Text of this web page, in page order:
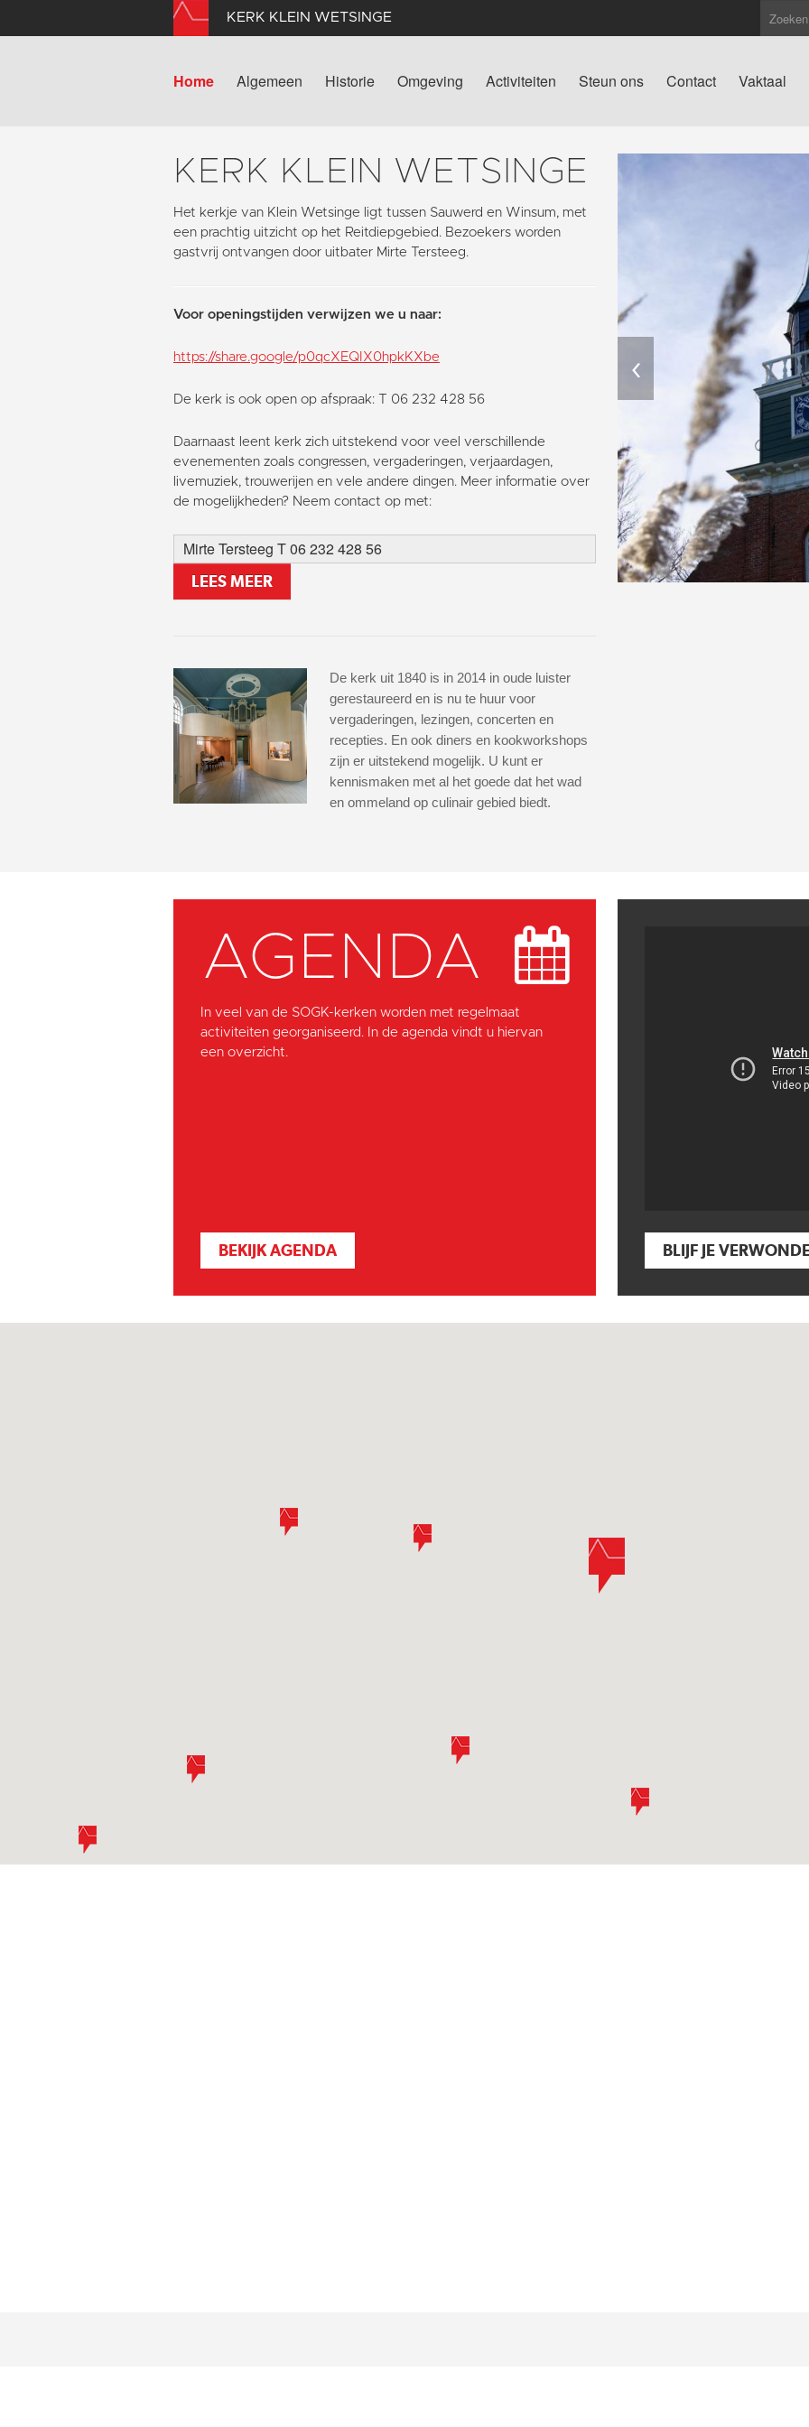
KERK KLEIN WETSINGE
Home Algemeen Historie Omgeving Activiteiten Steun ons Contact Vaktaal
KERK KLEIN WETSINGE
Het kerkje van Klein Wetsinge ligt tussen Sauwerd en Winsum, met
een prachtig uitzicht op het Reitdiepgebied. Bezoekers worden
gastvrij ontvangen door uitbater Mirte Tersteeg.
Voor openingstijden verwijzen we u naar:
https://share.google/p0qcXEQIX0hpkKXbe
De kerk is ook open op afspraak: T 06 232 428 56
Daarnaast leent kerk zich uitstekend voor veel verschillende
evenementen zoals congressen, vergaderingen, verjaardagen,
livemuziek, trouwerijen en vele andere dingen. Meer informatie over
de mogelijkheden? Neem contact op met:
Mirte Tersteeg T 06 232 428 56
LEES MEER
De kerk uit 1840 is in 2014 in oude luister
gerestaureerd en is nu te huur voor
vergaderingen, lezingen, concerten en
recepties. En ook diners en kookworkshops
zijn er uitstekend mogelijk. U kunt er
kennismaken met al het goede dat het wad
en ommeland op culinair gebied biedt.
‹
AGENDA
In veel van de SOGK-kerken worden met regelmaat
activiteiten georganiseerd. In de agenda vindt u hiervan
een overzicht.
BEKIJK AGENDA BLIJF JE